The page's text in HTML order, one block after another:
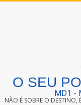
O SEU
MD1 -
NÃO É SOBRE O DESTINO,